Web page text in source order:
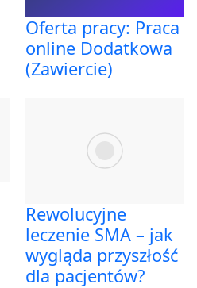
Oferta pracy: Praca
online Dodatkowa
(Zawiercie)
Rewolucyjne
leczenie SMA – jak
wygląda przyszłość
dla pacjentów?